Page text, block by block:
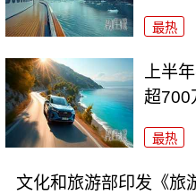
最热
上半
超700
最热
文化和旅游部印发《旅